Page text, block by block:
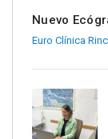
Nuevo
Euro Clínica